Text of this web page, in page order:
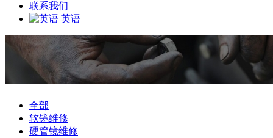
联系我们
英语
全部
软镜维修
硬管镜维修